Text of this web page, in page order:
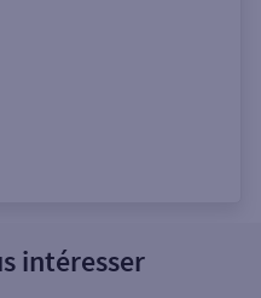
intéresser